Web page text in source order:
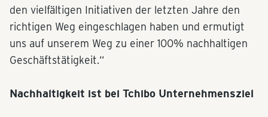
den vielfältigen Initiativen der letzten Jahre den
richtigen Weg eingeschlagen haben und ermutigt
uns auf unserem Weg zu einer 100% nachhaltigen
Geschäftstätigkeit.“
Nachhaltigkeit ist bei Tchibo Unternehmensziel